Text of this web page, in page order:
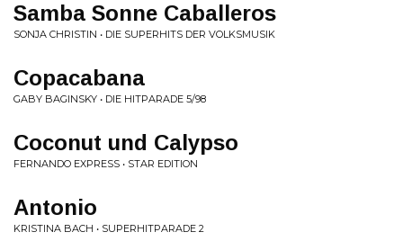
Samba Sonne Caballeros
SONJA CHRISTIN • DIE SUPERHITS DER VOLKSMUSIK
Copacabana
GABY BAGINSKY • DIE HITPARADE 5/98
Coconut und Calypso
FERNANDO EXPRESS • STAR EDITION
Antonio
KRISTINA BACH • SUPERHITPARADE 2